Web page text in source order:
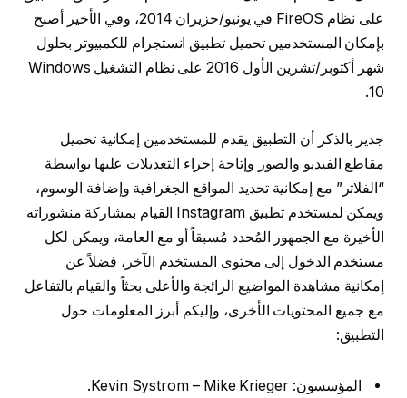
على نظام FireOS في يونيو/حزيران 2014، وفي الأخير أصبح
بإمكان المستخدمين تحميل تطبيق انستجرام للكمبيوتر بحلول
شهر أكتوبر/تشرين الأول 2016 على نظام التشغيل Windows
10.
جدير بالذكر أن التطبيق يقدم للمستخدمين إمكانية تحميل
مقاطع الفيديو والصور وإتاحة إجراء التعديلات عليها بواسطة
“الفلاتر” مع إمكانية تحديد المواقع الجغرافية وإضافة الوسوم،
ويمكن لمستخدم تطبيق Instagram القيام بمشاركة منشوراته
الأخيرة مع الجمهور المُحدد مُسبقاً أو مع العامة، ويمكن لكل
مستخدم الدخول إلى محتوى المستخدم الآخر، فضلاً عن
إمكانية مشاهدة المواضيع الرائجة والأعلى بحثاً والقيام بالتفاعل
مع جميع المحتويات الأخرى، وإليكم أبرز المعلومات حول
التطبيق:
المؤسسون: Kevin Systrom – Mike Krieger.